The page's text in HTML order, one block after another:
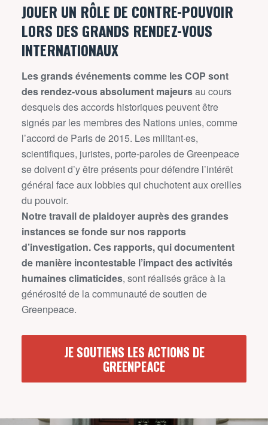
JOUER UN RÔLE DE CONTRE-POUVOIR
LORS DES GRANDS RENDEZ-VOUS
INTERNATIONAUX
Les grands événements comme les COP sont
des rendez-vous absolument majeursau cours
desquels des accords historiques peuvent être
signés par les membres des Nations unies, comme
l’accord de Paris de 2015. Les militant·es,
scientifiques, juristes, porte-paroles de Greenpeace
se doivent d’y être présents pour défendre l’intérêt
général face aux lobbies qui chuchotent aux oreilles
du pouvoir.
Notre travail de plaidoyer auprès des grandes
instances se fonde sur nos rapports
d’investigation. Ces rapports, qui documentent
de manière incontestable l’impact des activités
humaines climaticides, sont réalisés grâce à la
générosité de la communauté de soutien de
Greenpeace.
JE SOUTIENS LES ACTIONS DE
GREENPEACE